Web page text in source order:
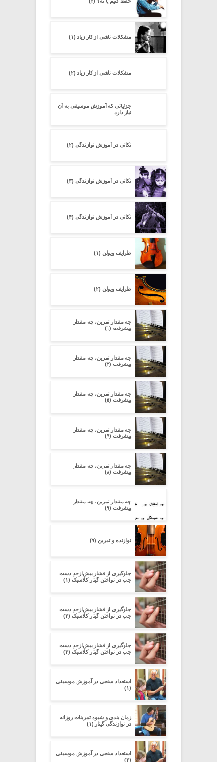
مشکلات ناشی از کار زیاد (۱)
مشکلات ناشی از کار زیاد (۲)
جزئیاتى که آموزش موسیقى به آن
نیاز دارد
نکاتی در آموزش نوازندگی (۲)
نکاتی در آموزش نوازندگی (۳)
نکاتی در آموزش نوازندگی (۴)
ظرایف ویولن (۱)
ظرایف ویولن (۲)
چه مقدار تمرین، چه مقدار
پیشرفت (۱)
چه مقدار تمرین، چه مقدار
پیشرفت (۳)
چه مقدار تمرین، چه مقدار
پیشرفت (۵)
چه مقدار تمرین، چه مقدار
پیشرفت (۷)
چه مقدار تمرین، چه مقدار
پیشرفت (۸)
چه مقدار تمرین، چه مقدار
پیشرفت (۹)
نوازنده و تمرین (۹)
جلوگیری از فشار بیش‌از‌حدِ دست
چپ در نواختن گیتار کلاسیک (۱)
جلوگیری از فشار بیش‌از‌حدِ دست
چپ در نواختن گیتار کلاسیک (۲)
جلوگیری از فشار بیش‌از‌حدِ دست
چپ در نواختن گیتار کلاسیک (۳)
استعداد سنجی در آموزش موسیقی
(۱)
زمان بندی و شیوه تمرینات روزانه
در نوازندگی گیتار (۱)
استعداد سنجی در آموزش موسیقی
(۲)